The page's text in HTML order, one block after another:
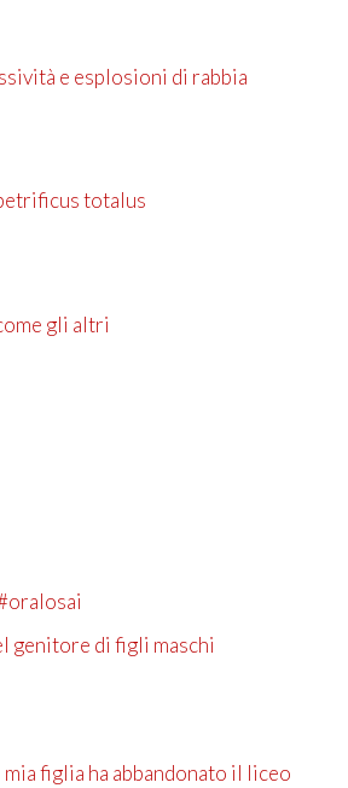
e esplosioni di rabbia
totalus
gli altri
genitore di figli maschi
mia figlia ha abbandonato il liceo